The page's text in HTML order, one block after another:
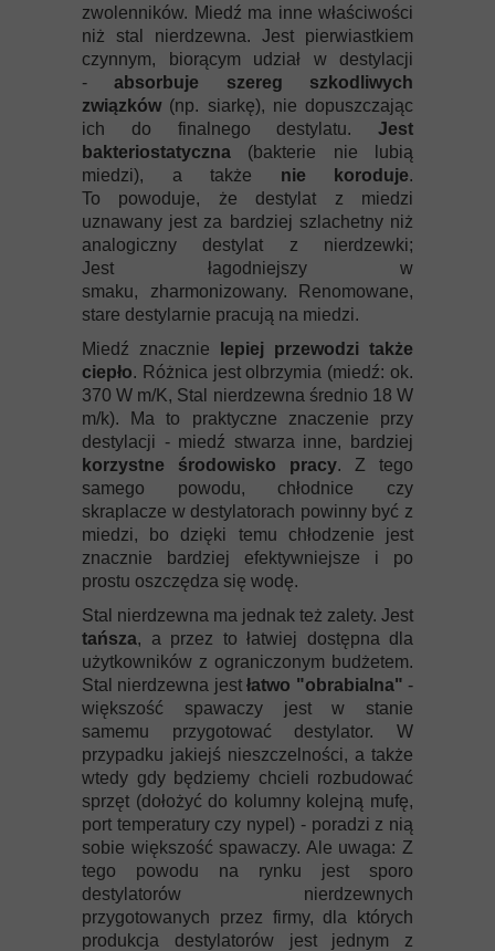
zwolenników. Miedź ma inne właściwości
niż stal nierdzewna. Jest pierwiastkiem
czynnym, biorącym udział w destylacji
-absorbuje szereg szkodliwych
związków(np. siarkę), nie dopuszczając
ich do finalnego destylatu. Jest
bakteriostatyczna (bakterie nie lubią
miedzi), a także nie koroduje.
To powoduje, że destylat z miedzi
uznawany jest za bardziej szlachetny niż
analogiczny destylat z nierdzewki;
Jest łagodniejszy w
smaku, zharmonizowany. Renomowane,
stare destylarnie pracują na miedzi.
Miedź znacznie
lepiej przewodzi także
ciepło. Różnica jest olbrzymia (miedź: ok.
370 W m/K, Stal nierdzewna średnio 18 W
m/k). Ma to praktyczne znaczenie przy
destylacji - miedź stwarza inne, bardziej
korzystne środowisko pracy. Z tego
samego powodu, chłodnice czy
skraplacze w destylatorach powinny być z
miedzi, bo dzięki temu chłodzenie jest
znacznie bardziej efektywniejsze i po
prostu oszczędza się wodę.
Stal nierdzewna ma jednak też zalety. Jest
tańsza, a przez to łatwiej dostępna dla
użytkowników z ograniczonym budżetem.
Stal nierdzewna jestłatwo "obrabialna" -
większość spawaczy jest w stanie
samemu przygotować destylator. W
przypadku jakiejś nieszczelności, a także
wtedy gdy będziemy chcieli rozbudować
sprzęt (dołożyć do kolumny kolejną mufę,
port temperatury czy nypel) - poradzi z nią
sobie większość spawaczy. Ale uwaga: Z
tego powodu na rynku jest sporo
destylatorów nierdzewnych
przygotowanych przez firmy, dla których
produkcja destylatorów jest jednym z